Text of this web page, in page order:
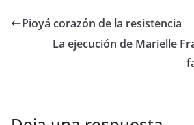
Pioyá corazón de la resistencia
La ejecución de Marielle